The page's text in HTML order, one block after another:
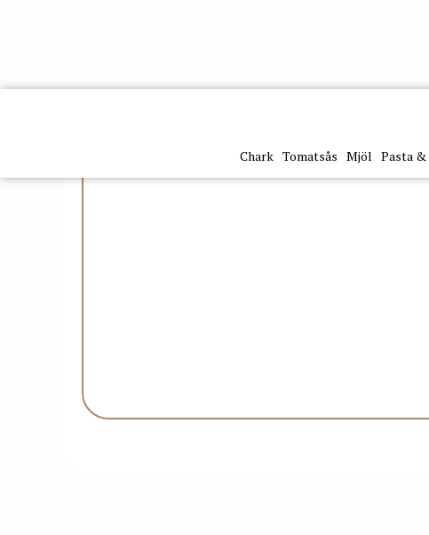
Chark Tomatsås Mjöl Pasta &